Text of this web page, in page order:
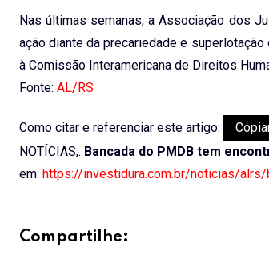
Nas últimas semanas, a Associação dos
ação diante da precariedade e
à Comissão Interamericana de Direitos
Fonte: AL/RS
Como citar e referenciar este artigo:
NOTÍCIAS,. Bancada do PMDB tem
em: https://investidura.com.br/noticias/
Compartilhe: